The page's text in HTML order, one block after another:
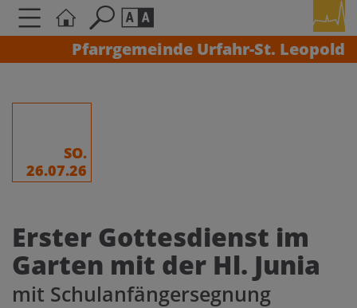
Pfarrgemeinde Urfahr-St. Leopold
Schriftgröße
AA
A A A A A
SO.
26.07.26
Erster Gottesdienst im
Garten mit der Hl. Junia
mit Schulanfängersegnung